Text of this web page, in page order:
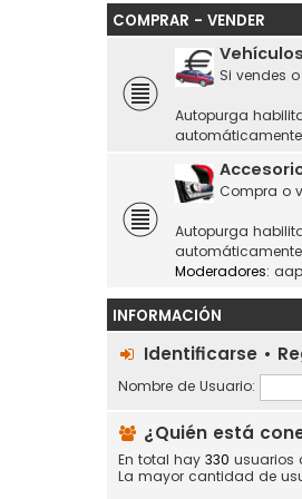
COMPRAR - VENDER
Vehículos
Si vendes
Autopurga
Compra o
Autopurga
Moderadores:
INFORMACIÓN
Identificarse •
Nombre de Usuario:
¿Quién está
En total hay 330 usuarios
La mayor cantidad de